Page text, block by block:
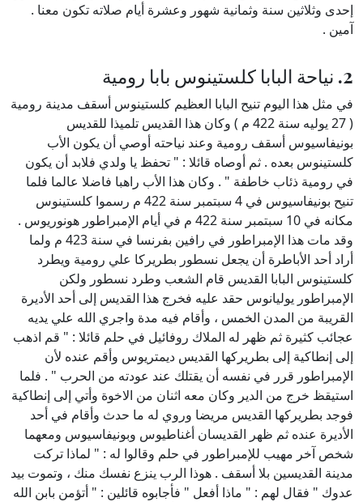
إحدى وثلاثين سنة وثمانية شهور وعشرة أيام صلاته تكون معنا .
آمين .
2. نياحة البابا كلستينوس بابا رومية
في مثل هذا اليوم تنيح البابا العظيم كلستينوس أسقف مدينة رومية
( 27 يوليه سنة 422 م ) وكان هذا القديس تلميذا للقديس
بونيفاسيوس أسقف رومية وعند نياحته أوصي أن يكون الأب
كلستينوس بعده . ثم أوصاه قائلا : " تحفظ يا ولدي فلابد أن يكون
في رومية ذئاب خاطفة " . وكان هذا الأب راهبا فاضلا عالما فلما
تنيح بونيفاسيوس في 4 سبتمبر سنة 422 م رسموا كلستينوس
مكانه في 10 سبتمبر سنة 422 م في أيام الإمبراطور هونوريوس .
وقد مات هذا الإمبراطور في رافين بفرنسا في سنة 423 م ولما
أراد أحد الأباطرة أن يجعل نسطور بطريركا علي رومية ويطرد
كلستينوس البابا القديس قام الشعب وطرد نسطور ولكن
الإمبراطور يوليانوس حقد عليه فخرج هذا القديس إلى أحد الأديرة
القريبة من المدن الخمس ، وأقام فيه مدة واجري الله علي يديه
عجائب كثيرة ثم ظهر له الملاك روفائيل في حلم قائلا : " قم اذهب
إلى إنطاكية إلى بطريركها القديس ديمتريوس وأقم عنده لأن
الإمبراطور قرر في نفسه أن يقتلك عند عودته من الحرب " . فلما
استيقظ خرج من الدير وكان معه اثنان من الاخوة وأتي إلى إنطاكية
فوجد بطريركها القديس مريضا وروي له ما حدث وأقام في أحد
الأديرة عنده ثم ظهر القديسان أغناطيوس وبونيفاسيوس ومعهما
شخص آخر مهيب للإمبراطور في حلم وقالوا له : " لماذا تركت
مدينة القديسين بلا أسقف . هوذا الرب ينزع نفسك منك ، وتموت بيد
عدوك " فقال لهم : " ماذا أفعل " فأجابوه قائلين : " أتؤمن بابن الله